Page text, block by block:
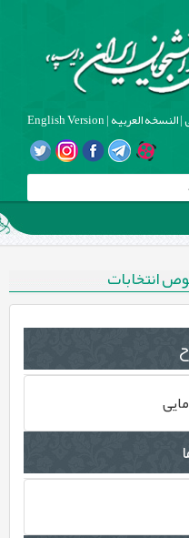
|النسخه العربیه|
English Version
انتخابات